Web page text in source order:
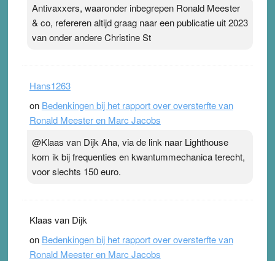
Antivaxxers, waaronder inbegrepen Ronald Meester
& co, refereren altijd graag naar een publicatie uit 2023
van onder andere Christine St
Hans1263
on Bedenkingen bij het rapport over oversterfte van
Ronald Meester en Marc Jacobs
@Klaas van Dijk Aha, via de link naar Lighthouse
kom ik bij frequenties en kwantummechanica terecht,
voor slechts 150 euro.
Klaas van Dijk
on Bedenkingen bij het rapport over oversterfte van
Ronald Meester en Marc Jacobs